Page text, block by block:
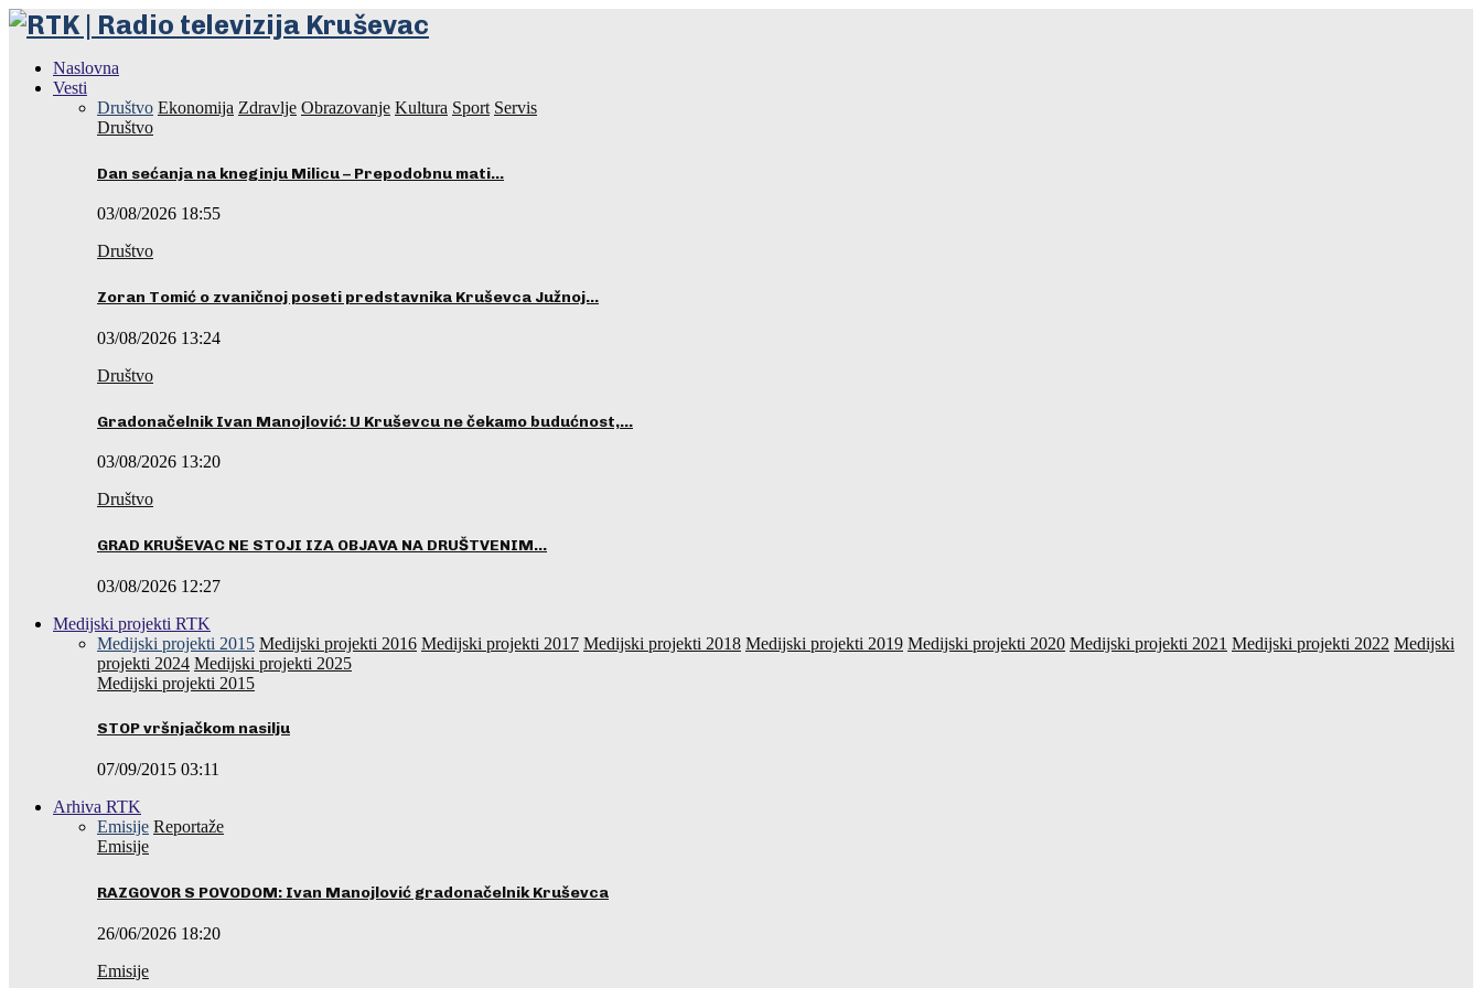
Naslovna
Vesti
Društvo Ekonomija Zdravlje Obrazovanje Kultura Sport Servis
Društvo
Dan sećanja na kneginju Milicu – Prepodobnu mati…
03/08/2026 18:55
Društvo
Zoran Tomić o zvaničnoj poseti predstavnika Kruševca Južnoj…
03/08/2026 13:24
Društvo
Gradonačelnik Ivan Manojlović: U Kruševcu ne čekamo budućnost,…
03/08/2026 13:20
Društvo
GRAD KRUŠEVAC NE STOJI IZA OBJAVA NA DRUŠTVENIM…
03/08/2026 12:27
Medijski projekti RTK
Medijski projekti 2015 Medijski projekti 2016 Medijski projekti 2017 Medijski projekti 2018 Medijski projekti 2019 Medijski projekti 2020 Medijski projekti 2021 Medijski projekti 2022 Medijski
projekti 2024 Medijski projekti 2025
Medijski projekti 2015
STOP vršnjačkom nasilju
07/09/2015 03:11
Arhiva RTK
Emisije Reportaže
Emisije
RAZGOVOR S POVODOM: Ivan Manojlović gradonačelnik Kruševca
26/06/2026 18:20
Emisije